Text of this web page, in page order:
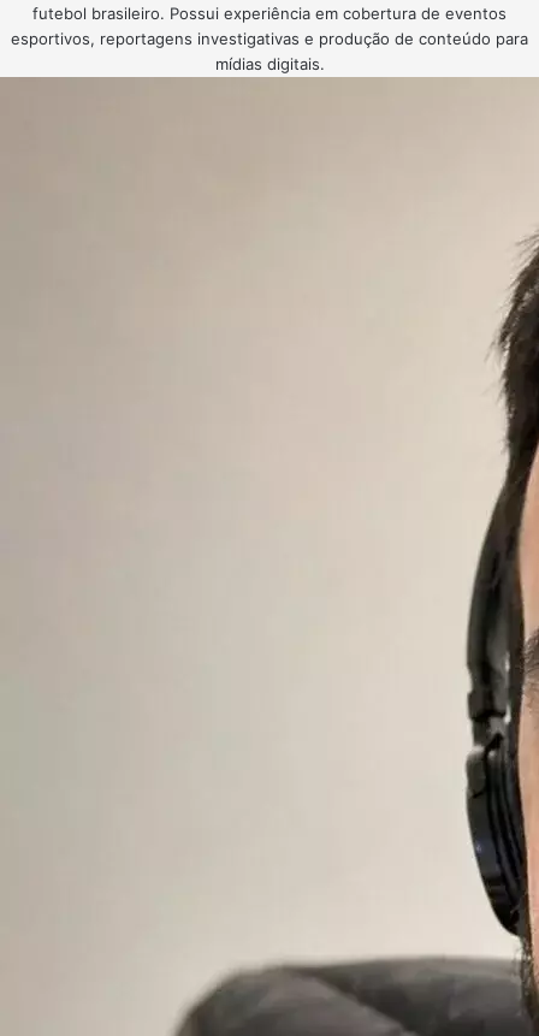
futebol brasileiro. Possui experiência em cobertura de eventos
esportivos, reportagens investigativas e produção de conteúdo para
mídias digitais.